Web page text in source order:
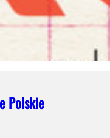
Polskie